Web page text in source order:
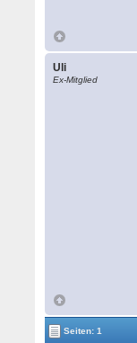
Uli
Ex-Mitglied
Seiten: 1